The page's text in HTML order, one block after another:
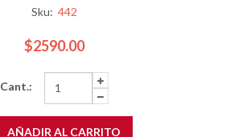
Sku: 442
$2590.00
Cant.:
AÑADIR AL CARRITO